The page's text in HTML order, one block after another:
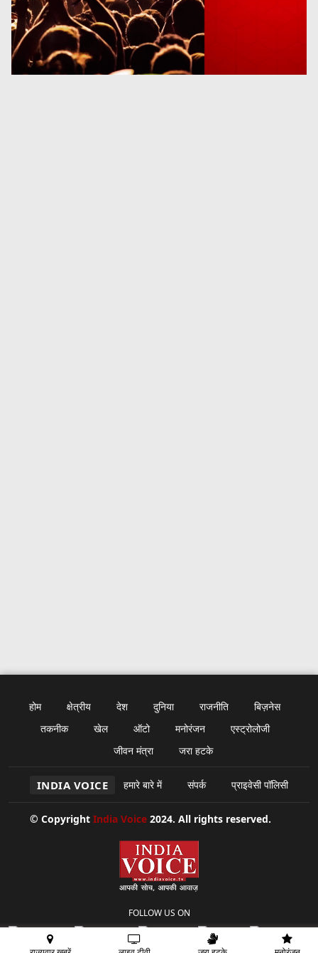
होम क्षेत्रीय देश दुनिया राजनीति
बिज़नेस
तकनीक
खेल ऑटो मनोरंजन
एस्ट्रोलोजी
जीवन मंत्रा
जरा हटके
INDIA VOICE हमारे बारे में संपर्क प्राइवेसी पॉलिसी
© Copyright India Voice 2024. All rights reserved.
FOLLOW US ON